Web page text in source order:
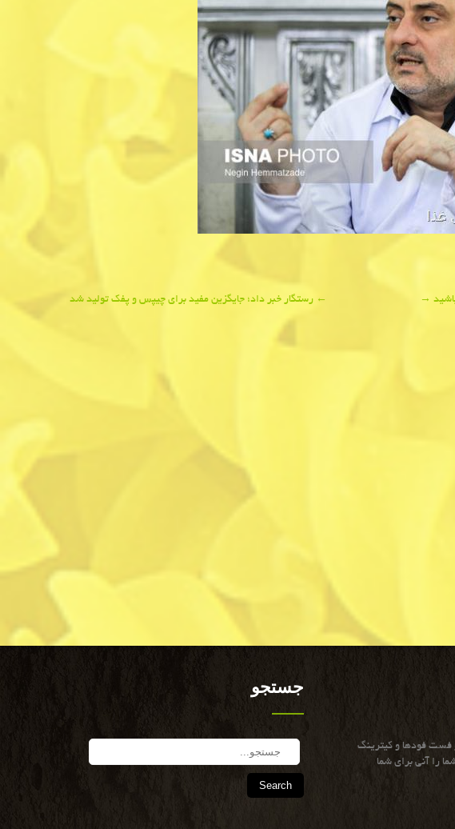
← رستگار خبر داد؛ جایگزین مفید برای چیپس و پفک تولید شد →
جستجو
فست فودها و كیترینگ
را آنی برای شما